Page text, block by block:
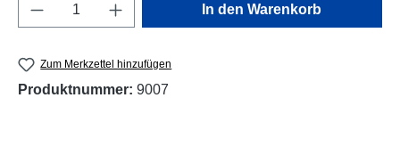
Produkt Anzahl: Gib den gewünschten
In den Warenkorb
Zum Merkzettel hinzufügen
Produktnummer: 9007